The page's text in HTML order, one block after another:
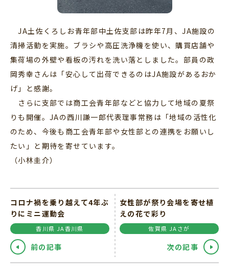
JA土佐くろしお青年部中土佐支部は昨年7月、JA施設の
清掃活動を実施。ブラシや高圧洗浄機を使い、購買店舗や
集荷場の外壁や看板の汚れを洗い落としました。部員の政
岡秀幸さんは「安心して出荷できるのはJA施設があるおか
げ」と感謝。
さらに支部では商工会青年部などと協力して地域の夏祭
りも開催。JAの西川謙一郎代表理事常務は「地域の活性化
のため、今後も商工会青年部や女性部との連携をお願いし
たい」と期待を寄せています。
（小林圭介）
コロナ禍を乗り越えて4年ぶ
りにミニ運動会
香川県 JA香川県
前の記事
女性部が祭り会場を寄せ植
えの花で彩り
佐賀県 JAさが
次の記事